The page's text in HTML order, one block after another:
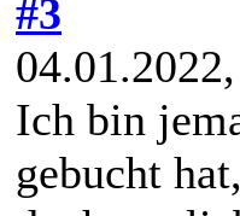
#3
Ich bin
gebucht